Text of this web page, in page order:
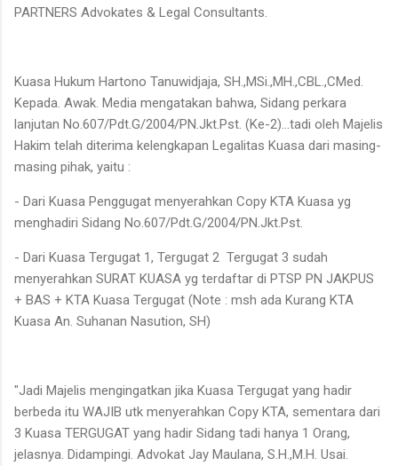
PARTNERS Advokates & Legal Consultants.
Kuasa Hukum Hartono Tanuwidjaja, SH.,MSi.,MH.,CBL.,CMed.
Kepada. Awak. Media mengatakan bahwa, Sidang perkara
lanjutan No.607/Pdt.G/2004/PN.Jkt.Pst. (Ke-2)...tadi oleh Majelis
Hakim telah diterima kelengkapan Legalitas Kuasa dari masing-
masing pihak, yaitu :
- Dari Kuasa Penggugat menyerahkan Copy KTA Kuasa yg
menghadiri Sidang No.607/Pdt.G/2004/PN.Jkt.Pst.
- Dari Kuasa Tergugat 1, Tergugat 2 Tergugat 3 sudah
menyerahkan SURAT KUASA yg terdaftar di PTSP PN JAKPUS
+ BAS + KTA Kuasa Tergugat (Note : msh ada Kurang KTA
Kuasa An. Suhanan Nasution, SH)
"Jadi Majelis mengingatkan jika Kuasa Tergugat yang hadir
berbeda itu WAJIB utk menyerahkan Copy KTA, sementara dari
3 Kuasa TERGUGAT yang hadir Sidang tadi hanya 1 Orang,
jelasnya. Didampingi. Advokat Jay Maulana, S.H.,M.H. Usai.